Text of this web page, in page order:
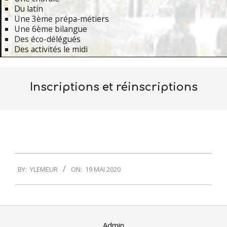
Du latin
Une 3ème prépa-métiers
Une 6ème bilangue
Des éco-délégués
Des activités le midi
Inscriptions et réinscriptions
05-
19
BY: YLEMEUR ON: 19 MAI 2020